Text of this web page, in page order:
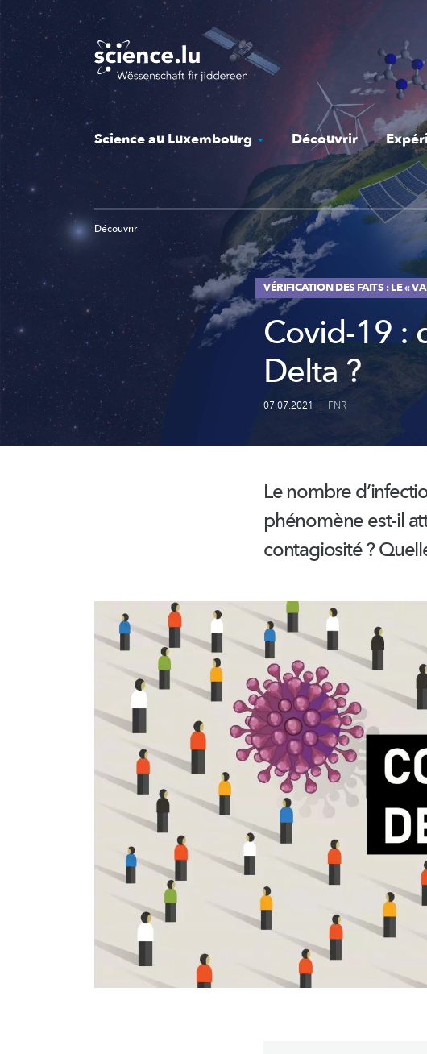
Skip
to
main
content
Science au Luxembourg Découvrir
Découvrir
VÉRIFICATION DES FAITS : LE «
Covid-19 :
Delta ?
07.07.2021 | FNR
Le nombre
phénomène est-il
contagiosité ?